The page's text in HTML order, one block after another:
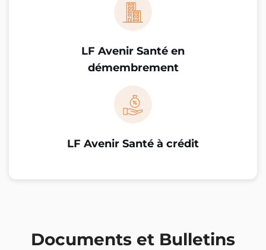
LF Avenir Santé en
démembrement
LF Avenir Santé à crédit
Documents et Bulletins